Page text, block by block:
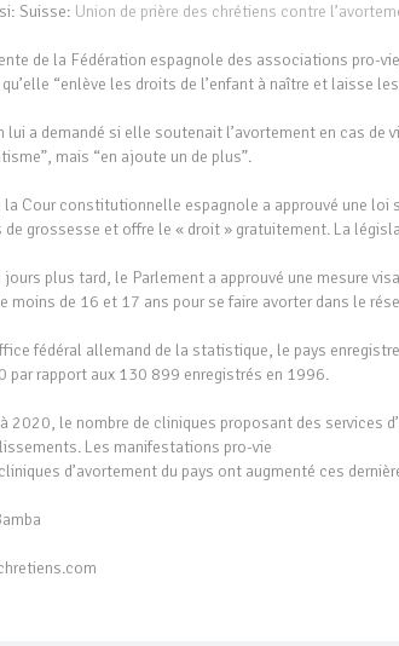
Suisse: Union de prière des chrétiens contre
de la Fédération espagnole des associations pro-
“enlève les droits de l’enfant à naître et laisse
lui a demandé si elle soutenait l’avortement en cas
mais “en ajoute un de plus”.
la Cour constitutionnelle espagnole a approuvé une
de grossesse et offre le « droit » gratuitement. La
jours plus tard, le Parlement a approuvé une mesure
moins de 16 et 17 ans pour se faire avorter dans le
fédéral allemand de la statistique, le pays
par rapport aux 130 899 enregistrés en 1996.
2020, le nombre de cliniques proposant des services
Les manifestations pro-vie
d’avortement du pays ont augmenté ces